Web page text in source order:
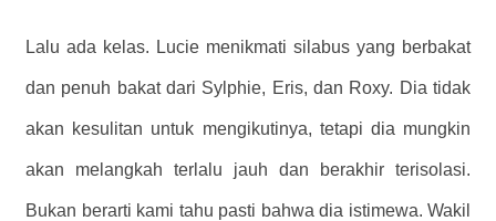
Lalu ada kelas. Lucie menikmati silabus yang berbakat
dan penuh bakat dari Sylphie, Eris, dan Roxy. Dia tidak
akan kesulitan untuk mengikutinya, tetapi dia mungkin
akan melangkah terlalu jauh dan berakhir terisolasi.
Bukan berarti kami tahu pasti bahwa dia istimewa. Wakil